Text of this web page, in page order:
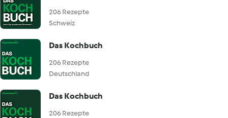
206 Rezepte
Schweiz
Das Kochbuch
206 Rezepte
Deutschland
Das Kochbuch
206 Rezepte